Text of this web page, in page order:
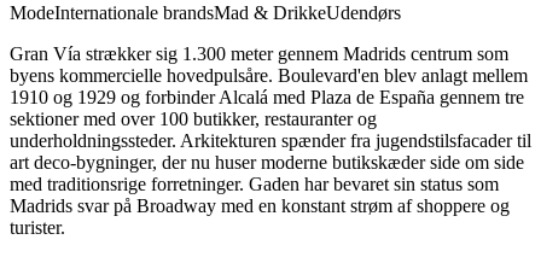
ModeInternationale brandsMad & DrikkeUdendørs
Gran Vía strækker sig 1.300 meter gennem Madrids centrum som
byens kommercielle hovedpulsåre. Boulevard'en blev anlagt mellem
1910 og 1929 og forbinder Alcalá med Plaza de España gennem tre
sektioner med over 100 butikker, restauranter og
underholdningssteder. Arkitekturen spænder fra jugendstilsfacader til
art deco-bygninger, der nu huser moderne butikskæder side om side
med traditionsrige forretninger. Gaden har bevaret sin status som
Madrids svar på Broadway med en konstant strøm af shoppere og
turister.